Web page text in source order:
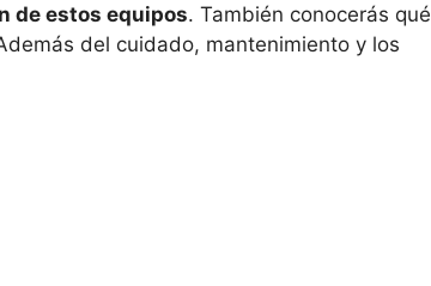
de estos equipos. También conocerás qué
del cuidado, mantenimiento y los